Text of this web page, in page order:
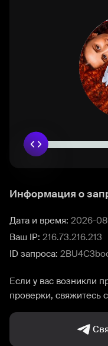
Информация о
Дата и время: 2026-
Ваш IP: 216.73.216.213
ID запроса:
Если у вас возникли
проверки, свяжитесь